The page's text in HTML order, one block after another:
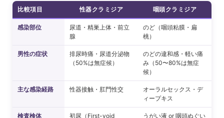
比較項目 性器クラミジア 咽頭クラミジア
感染部位
尿道・精巣上体・前立
腺
のど（咽頭粘膜・扁
桃）
男性の症状
排尿時痛・尿道分泌物
（50%は無症候）
のどの違和感・軽い痛
み（50〜80%は無症
候）
主な感染経路 性器接触・肛門性交
オーラルセックス・デ
ィープキス
検査検体
初尿（First-void
うがい液 or 咽頭ぬぐい